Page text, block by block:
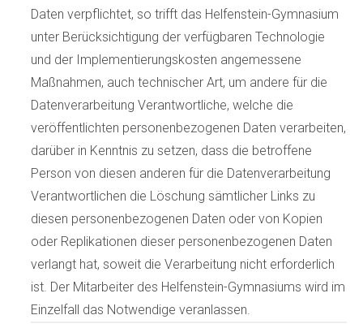
Daten verpflichtet, so trifft das Helfenstein-Gymnasium
unter Berücksichtigung der verfügbaren Technologie
und der Implementierungskosten angemessene
Maßnahmen, auch technischer Art, um andere für die
Datenverarbeitung Verantwortliche, welche die
veröffentlichten personenbezogenen Daten verarbeiten,
darüber in Kenntnis zu setzen, dass die betroffene
Person von diesen anderen für die Datenverarbeitung
Verantwortlichen die Löschung sämtlicher Links zu
diesen personenbezogenen Daten oder von Kopien
oder Replikationen dieser personenbezogenen Daten
verlangt hat, soweit die Verarbeitung nicht erforderlich
ist. Der Mitarbeiter des Helfenstein-Gymnasiums wird im
Einzelfall das Notwendige veranlassen.